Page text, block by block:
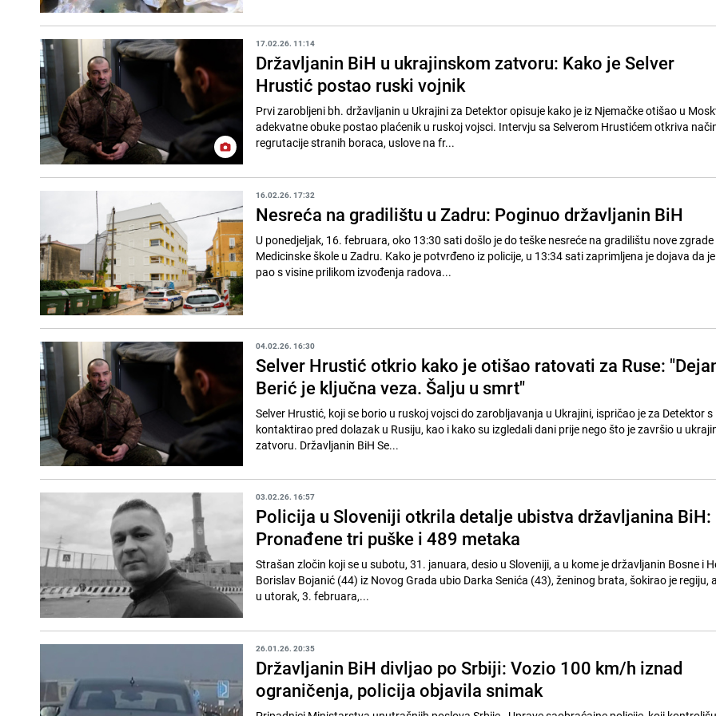
17.02.26. 11:14
Državljanin BiH u ukrajinskom zatvoru: Kako je Selver
Hrustić postao ruski vojnik
Prvi zarobljeni bh. državljanin u Ukrajini za Detektor opisuje kako je iz Njemačke otišao u
adekvatne obuke postao plaćenik u ruskoj vojsci. Intervju sa Selverom Hrustićem otkriva
regrutacije stranih boraca, uslove na fr...
16.02.26. 17:32
Nesreća na gradilištu u Zadru: Poginuo državljanin BiH
U ponedjeljak, 16. februara, oko 13:30 sati došlo je do teške nesreće na gradilištu nove zgrade
Medicinske škole u Zadru. Kako je potvrđeno iz policije, u 13:34 sati zaprimljena je dojava da
pao s visine prilikom izvođenja radova...
04.02.26. 16:30
Selver Hrustić otkrio kako je otišao ratovati za Ruse:
Berić je ključna veza. Šalju u smrt"
Selver Hrustić, koji se borio u ruskoj vojsci do zarobljavanja u Ukrajini, ispričao je za Detektor s
kontaktirao pred dolazak u Rusiju, kao i kako su izgledali dani prije nego što je završio u
zatvoru. Državljanin BiH Se...
03.02.26. 16:57
Policija u Sloveniji otkrila detalje ubistva državljanina BiH:
Pronađene tri puške i 489 metaka
Strašan zločin koji se u subotu, 31. januara, desio u Sloveniji, a u kome je državljanin Bosne i
Borislav Bojanić (44) iz Novog Grada ubio Darka Senića (43), ženinog brata, šokirao je regiju,
u utorak, 3. februara,...
26.01.26. 20:35
Državljanin BiH divljao po Srbiji: Vozio 100 km/h iznad
ograničenja, policija objavila snimak